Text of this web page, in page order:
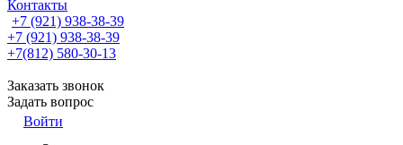
Контакты
+7 (921) 938-38-39
+7 (921) 938-38-39
+7(812) 580-30-13
Заказать звонок
Задать вопрос
Войти